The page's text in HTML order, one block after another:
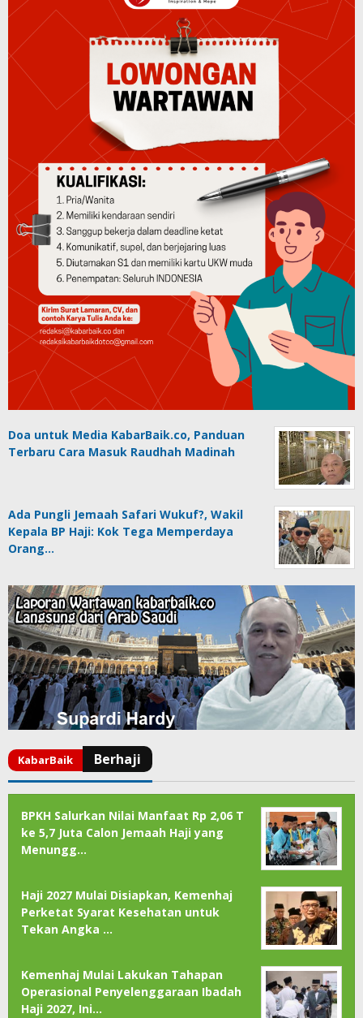
Doa untuk Media KabarBaik.co, Panduan
Terbaru Cara Masuk Raudhah Madinah
Ada Pungli Jemaah Safari Wukuf?, Wakil
Kepala BP Haji: Kok Tega Memperdaya
Orang…
BPKH Salurkan Nilai Manfaat Rp 2,06 T
ke 5,7 Juta Calon Jemaah Haji yang
Menungg…
Haji 2027 Mulai Disiapkan, Kemenhaj
Perketat Syarat Kesehatan untuk
Tekan Angka …
Kemenhaj Mulai Lakukan Tahapan
Operasional Penyelenggaraan Ibadah
Haji 2027, Ini…